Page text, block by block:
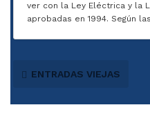
ver con la Ley Eléctrica y la
aprobadas en 1994. Según
ENTRADAS VIEJAS